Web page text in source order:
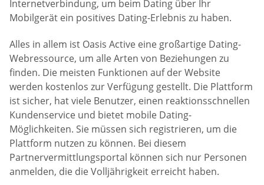
Internetverbindung, um beim Dating über Ihr
Mobilgerät ein positives Dating-Erlebnis zu haben.
Alles in allem ist Oasis Active eine großartige Dating-
Webressource, um alle Arten von Beziehungen zu
finden. Die meisten Funktionen auf der Website
werden kostenlos zur Verfügung gestellt. Die Plattform
ist sicher, hat viele Benutzer, einen reaktionsschnellen
Kundenservice und bietet mobile Dating-
Möglichkeiten. Sie müssen sich registrieren, um die
Plattform nutzen zu können. Bei diesem
Partnervermittlungsportal können sich nur Personen
anmelden, die die Volljährigkeit erreicht haben.